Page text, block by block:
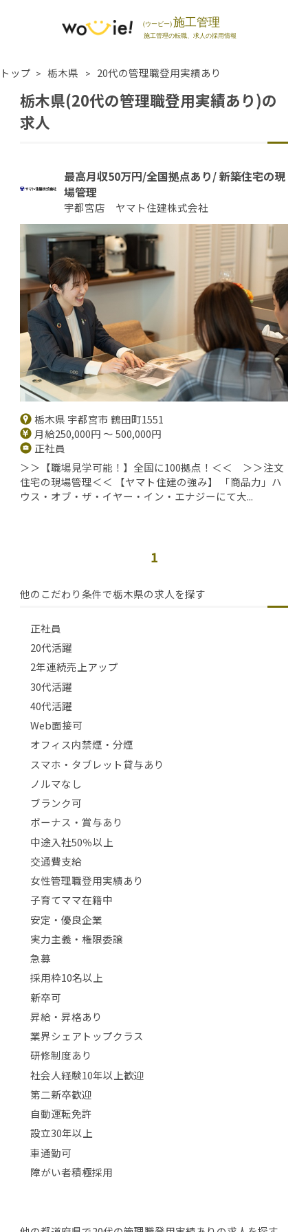
トップ 栃木県 20代の管理職登用実績あり
栃木県(20代の管理職登用実績あり)の
求人
最高月収50万円/全国拠点あり/ 新築住宅の現
場管理
宇都宮店 ヤマト住建株式会社
栃木県 宇都宮市 鶴田町1551
月給250,000円 ～ 500,000円
正社員
＞＞【職場見学可能！】全国に100拠点！＜＜ ＞＞注文
住宅の現場管理＜＜ 【ヤマト住建の強み】 「商品力」ハ
ウス・オブ・ザ・イヤー・イン・エナジーにて大...
1
他のこだわり条件で栃木県の求人を探す
正社員
20代活躍
2年連続売上アップ
30代活躍
40代活躍
Web面接可
オフィス内禁煙・分煙
スマホ・タブレット貸与あり
ノルマなし
ブランク可
ボーナス・賞与あり
中途入社50％以上
交通費支給
女性管理職登用実績あり
子育てママ在籍中
安定・優良企業
実力主義・権限委譲
急募
採用枠10名以上
新卒可
昇給・昇格あり
業界シェアトップクラス
研修制度あり
社会人経験10年以上歓迎
第二新卒歓迎
自動運転免許
設立30年以上
車通勤可
障がい者積極採用